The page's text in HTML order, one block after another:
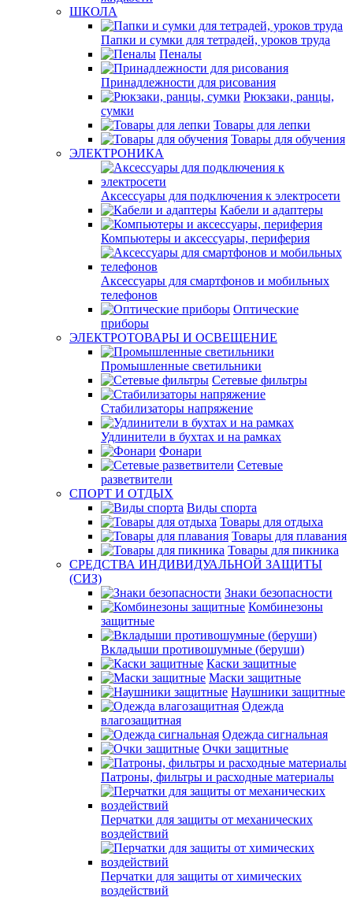
ШКОЛА
Папки и сумки для тетрадей, уроков труда
Пеналы
Принадлежности для рисования
Рюкзаки, ранцы,
сумки
Товары для лепки
Товары для обучения
ЭЛЕКТРОНИКА
Аксессуары для подключения к электросети
Кабели и адаптеры
Компьютеры и аксессуары, периферия
Аксессуары для смартфонов и мобильных
телефонов
Оптические
приборы
ЭЛЕКТРОТОВАРЫ И ОСВЕЩЕНИЕ
Промышленные светильники
Сетевые фильтры
Стабилизаторы напряжение
Удлинители в бухтах и на рамках
Фонари
Сетевые
разветвители
СПОРТ И ОТДЫХ
Виды спорта
Товары для отдыха
Товары для плавания
Товары для пикника
СРЕДСТВА ИНДИВИДУАЛЬНОЙ ЗАЩИТЫ
(СИЗ)
Знаки безопасности
Комбинезоны
защитные
Вкладыши противошумные (беруши)
Каски защитные
Маски защитные
Наушники защитные
Одежда
влагозащитная
Одежда сигнальная
Очки защитные
Патроны, фильтры и расходные материалы
Перчатки для защиты от механических
воздействий
Перчатки для защиты от химических
воздействий